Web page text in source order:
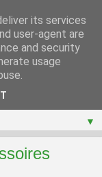
▼
its services
user-agent are
and security
usage